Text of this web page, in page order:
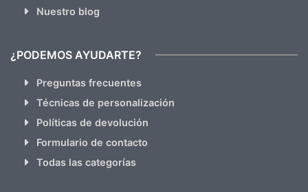
Nuestro blog
¿PODEMOS AYUDARTE?
Preguntas frecuentes
Técnicas de personalización
Políticas de devolución
Formulario de contacto
Todas las categorías